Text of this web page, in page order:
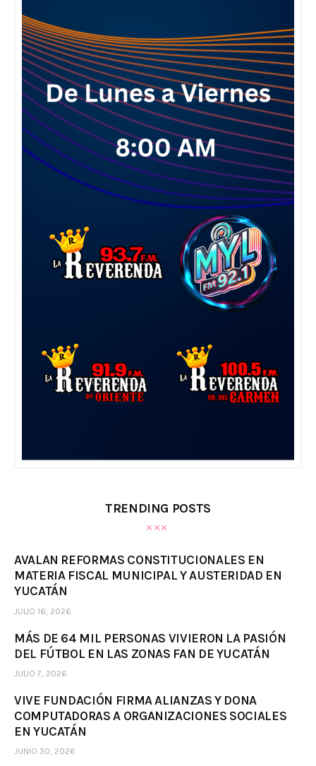
TRENDING POSTS
AVALAN REFORMAS CONSTITUCIONALES EN
MATERIA FISCAL MUNICIPAL Y AUSTERIDAD EN
YUCATÁN
JULIO 16, 2026
MÁS DE 64 MIL PERSONAS VIVIERON LA PASIÓN
DEL FÚTBOL EN LAS ZONAS FAN DE YUCATÁN
JULIO 7, 2026
VIVE FUNDACIÓN FIRMA ALIANZAS Y DONA
COMPUTADORAS A ORGANIZACIONES SOCIALES
EN YUCATÁN
JUNIO 30, 2026